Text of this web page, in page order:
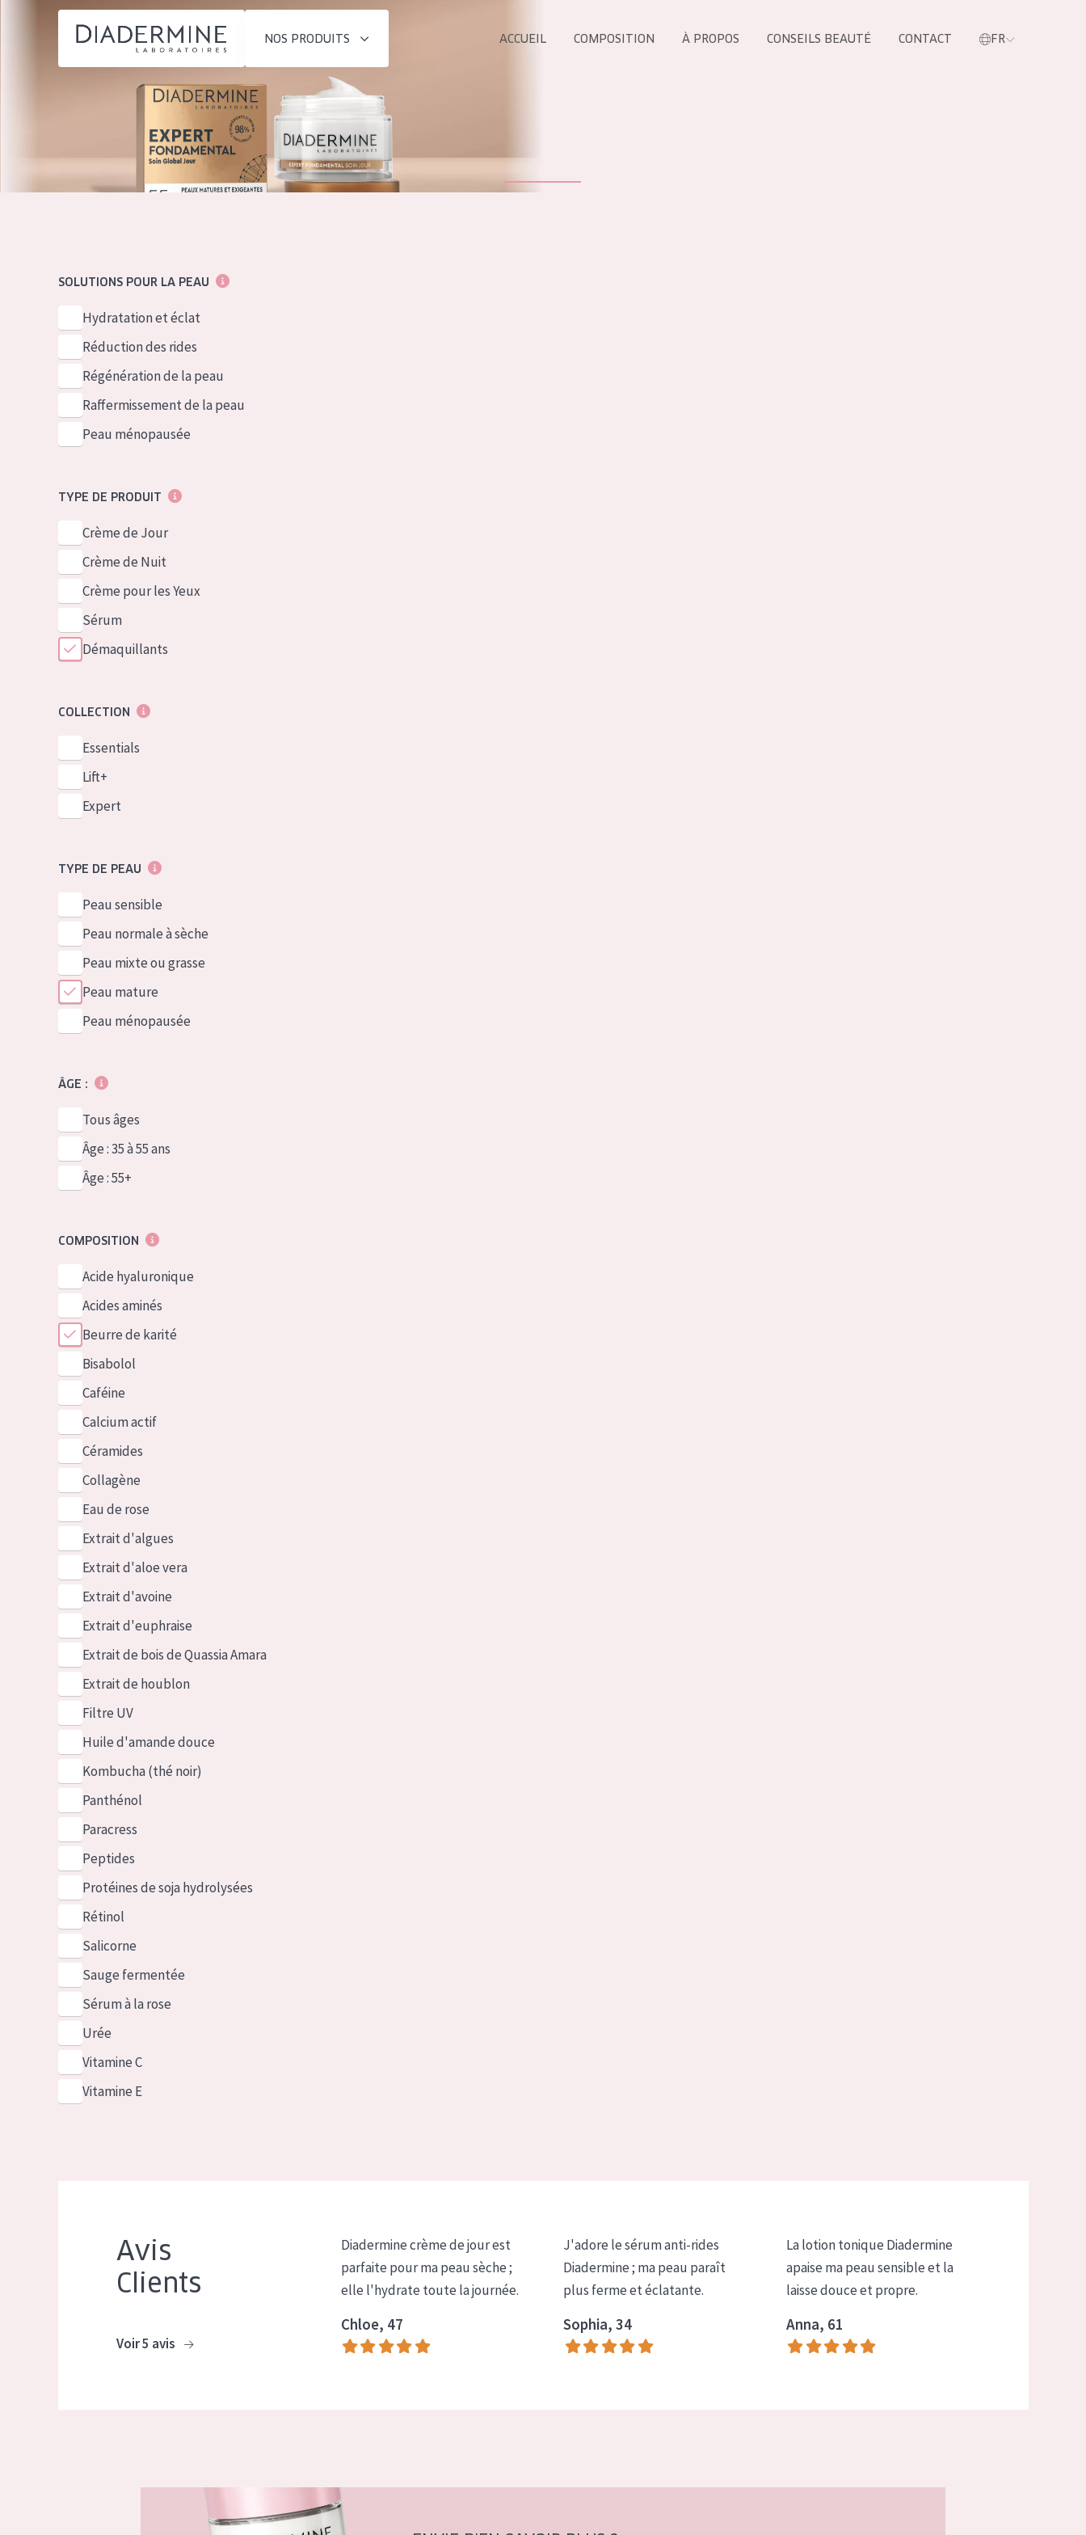
NOS PRODUITS
SOLUTIONS POUR LA PEAU
Hydratation et éclat
Réduction des rides
Peau ménopausée
TYPE DE PRODUIT
Crème de Jour
Crème de Nuit
ACCUEIL COMPOSITION À PROPOS CONSEILS BEAUTÉ CONTACT FR
À propos
SOLUTIONS POUR LA PEAU
Hydratation et éclat
Réduction des rides
Régénération de la peau
Raffermissement de la peau
Peau ménopausée
TYPE DE PRODUIT
Crème de Jour
Crème de Nuit
Crème pour les Yeux
Sérum
Démaquillants
COLLECTION
Essentials
Lift+
Expert
TYPE DE PEAU
Peau sensible
Peau normale à sèche
Peau mixte ou grasse
Peau mature
Peau ménopausée
ÂGE :
Tous âges
Âge : 35 à 55 ans
Âge : 55+
COMPOSITION
Acide hyaluronique
Acides aminés
Beurre de karité
Bisabolol
Caféine
Calcium actif
Céramides
Collagène
Eau de rose
Extrait d'algues
Extrait d'aloe vera
Extrait d'avoine
Extrait d'euphraise
Extrait de bois de Quassia Amara
Extrait de houblon
Filtre UV
Huile d'amande douce
Kombucha (thé noir)
Panthénol
Paracress
Peptides
Protéines de soja hydrolysées
Rétinol
Salicorne
Sauge fermentée
Sérum à la rose
Urée
Vitamine C
Vitamine E
Avis
Clients
Voir 5 avis
Diadermine crème de jour est
parfaite pour ma peau sèche ;
elle l'hydrate toute la journée.
Chloe, 47
J'adore le sérum anti-rides
Diadermine ; ma peau paraît
plus ferme et éclatante.
Sophia, 34
La lotion tonique Diadermine
apaise ma peau sensible et la
laisse douce et propre.
Anna, 61